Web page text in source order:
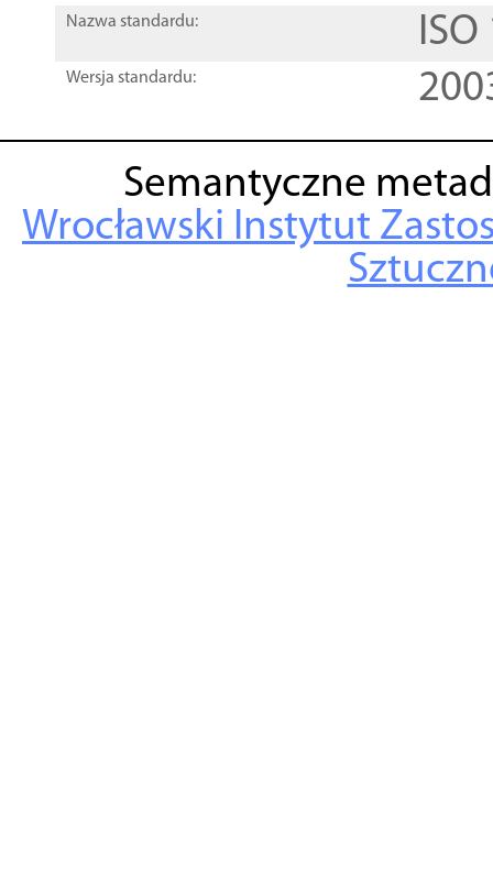
Nazwa standardu:
Wersja standardu:
Semantyczne
Wrocławski Instytut